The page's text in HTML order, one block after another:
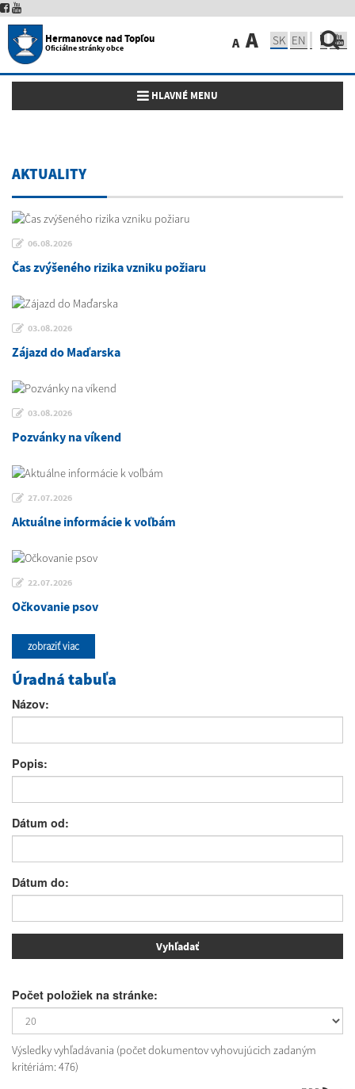
Hermanovce nad Topľou
Oficiálne stránky obce A A SK EN
Toggle navigation
HLAVNÉ MENU
AKTUALITY
06.08.2026
Čas zvýšeného rizika vzniku požiaru
03.08.2026
Zájazd do Maďarska
03.08.2026
Pozvánky na víkend
27.07.2026
Aktuálne informácie k voľbám
22.07.2026
Očkovanie psov
zobraziť viac
Úradná tabuľa
Názov:
Popis:
Dátum od:
Dátum do:
Počet položiek na stránke:
Výsledky vyhľadávania (počet dokumentov vyhovujúcich zadaným
kritériám: 476)